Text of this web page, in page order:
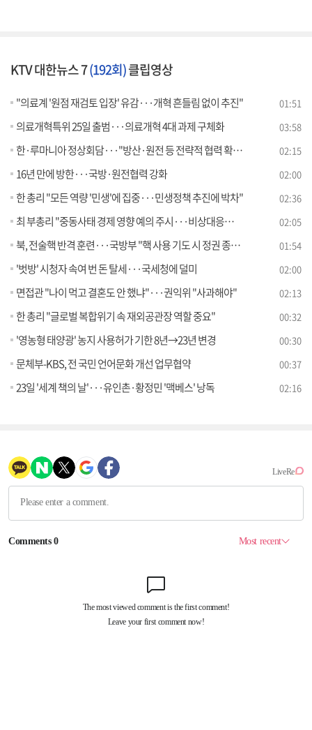
KTV 대한뉴스 7(192회)클립영상
"의료계 '원점 재검토 입장' 유감···개혁 흔들림 없이 추진" 01:51
의료개혁특위 25일 출범···의료개혁 4대 과제 구체화 03:58
한·루마니아 정상회담···"방산·원전 등 전략적 협력 확대" 02:15
16년 만에 방한···국방·원전협력 강화 02:00
한 총리 "모든 역량 '민생'에 집중···민생정책 추진에 박차" 02:36
최 부총리 "중동사태 경제 영향 예의 주시···비상대응반 가동" 02:05
북, 전술핵 반격 훈련···국방부 "핵 사용 기도 시 정권 종말" 01:54
'벗방' 시청자 속여 번 돈 탈세···국세청에 덜미 02:00
면접관 "나이 먹고 결혼도 안 했냐"···권익위 "사과해야" 02:13
한 총리 "글로벌 복합위기 속 재외공관장 역할 중요" 00:32
'영농형 태양광' 농지 사용허가 기한 8년→23년 변경 00:30
문체부-KBS, 전 국민 언어문화 개선 업무협약 00:37
23일 '세계 책의 날'···유인촌·황정민 '맥베스' 낭독 02:16